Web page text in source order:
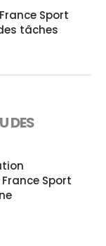
Sport
tâches
DES
Sport